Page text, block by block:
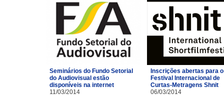
Seminários do Fundo Setorial
do Audiovisual estão
disponíveis na internet
11/03/2014
Inscrições abertas para o
Festival Internacional de
Curtas-Metragens Shnit
06/03/2014